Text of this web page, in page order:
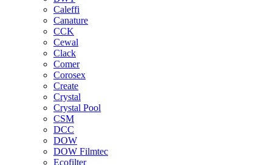
Caleffi
Canature
CCK
Cewal
Clack
Comer
Corosex
Create
Crystal
Crystal Pool
CSM
DCC
DOW
DOW Filmtec
Ecofilter